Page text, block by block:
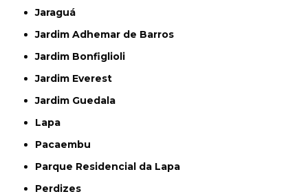
Jaraguá
Jardim Adhemar de Barros
Jardim Bonfiglioli
Jardim Everest
Jardim Guedala
Lapa
Pacaembu
Parque Residencial da Lapa
Perdizes